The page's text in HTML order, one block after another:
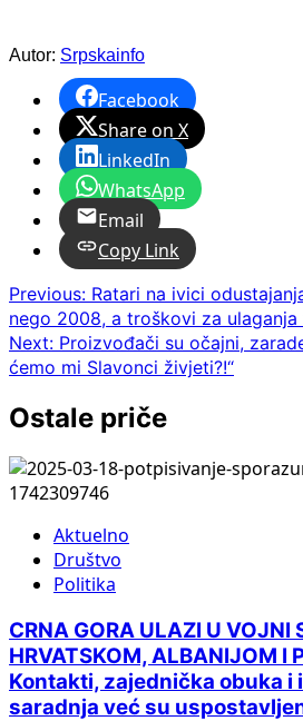
Autor: Srpskainfo
Facebook
Share on X
LinkedIn
WhatsApp
Email
Copy Link
Post
navigation
Previous: Ratari na ivici
nego 2008, a troškovi za ulaganja
Next: Proizvođači su očajni,
ćemo mi Slavonci živjeti?!“
Ostale priče
Aktuelno
Društvo
Politika
CRNA GORA ULAZI U VOJNI
HRVATSKOM, ALBANIJOM I
Kontakti, zajednička obuka
saradnja već su